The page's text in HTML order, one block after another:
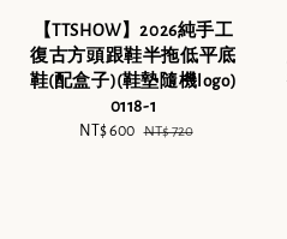
【TTSHOW】2026純手工
復古方頭跟鞋半拖低平底
鞋(配盒子)(鞋墊隨機logo)
0118-1
Sale
NT$ 600 Regular
NT$ 720